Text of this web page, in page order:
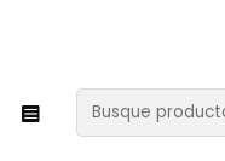
XMAS SALE
Lentes y
Lentes de Sol